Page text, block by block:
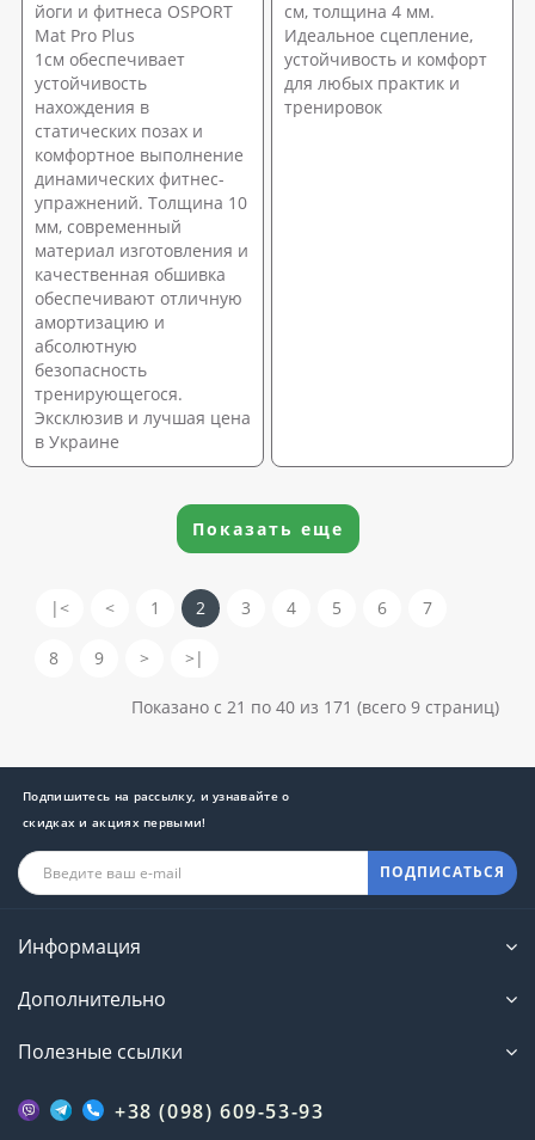
йоги и фитнеса OSPORT
Mat Pro Plus
1см обеспечивает
устойчивость
нахождения в
статических позах и
комфортное выполнение
динамических фитнес-
упражнений. Толщина 10
мм, современный
материал изготовления и
качественная обшивка
обеспечивают отличную
амортизацию и
абсолютную
безопасность
тренирующегося.
Эксклюзив и лучшая цена
в Украине
см, толщина 4 мм.
Идеальное сцепление,
устойчивость и комфорт
для любых практик и
тренировок
Показать еще
|< < 1 2 3 4 5 6 7
8 9 > >|
Показано с 21 по 40 из 171 (всего 9 страниц)
Подпишитесь на рассылку, и узнавайте о
скидках и акциях первыми!
ПОДПИСАТЬСЯ
Информация
Дополнительно
Полезные ссылки
+38 (098) 609-53-93